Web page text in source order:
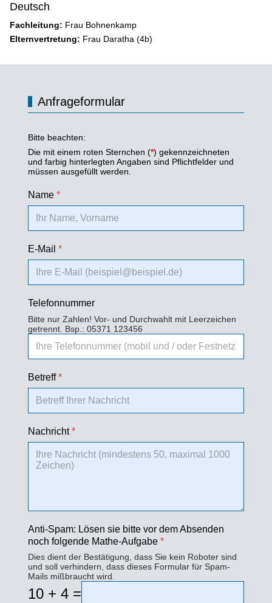
Deutsch
Fachleitung: Frau Bohnenkamp
Elternvertretung: Frau Daratha (4b)
Anfrageformular
Bitte beachten:
Die mit einem roten Sternchen (*) gekennzeichneten
und farbig hinterlegten Angaben sind Pflichtfelder und
müssen ausgefüllt werden.
Name*
E-Mail*
Telefonnummer
Bitte nur Zahlen! Vor- und Durchwahlt mit Leerzeichen
getrennt. Bsp.: 05371 123456
Betreff*
Nachricht*
Anti-Spam: Lösen sie bitte vor dem Absenden
noch folgende Mathe-Aufgabe*
Dies dient der Bestätigung, dass Sie kein Roboter sind
und soll verhindern, dass dieses Formular für Spam-
Mails mißbraucht wird.
10 + 4 =